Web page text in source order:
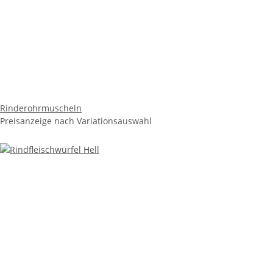
Rinderohrmuscheln
Preisanzeige nach Variationsauswahl